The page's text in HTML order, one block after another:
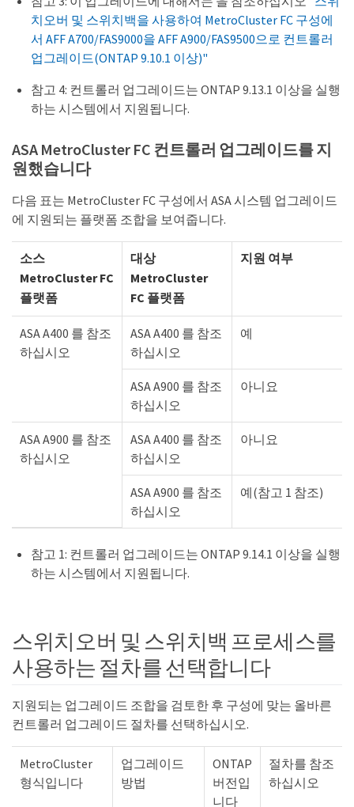
치오버 및 스위치백을 사용하여 MetroCluster FC 구성에
서 AFF A700/FAS9000을 AFF A900/FAS9500으로 컨트롤러
업그레이드(ONTAP 9.10.1 이상)"
참고 4: 컨트롤러 업그레이드는 ONTAP 9.13.1 이상을 실행
하는 시스템에서 지원됩니다.
ASA MetroCluster FC 컨트롤러 업그레이드를 지
원했습니다
다음 표는 MetroCluster FC 구성에서 ASA 시스템 업그레이드
에 지원되는 플랫폼 조합을 보여줍니다.
소스
MetroCluster FC
플랫폼
대상
MetroCluster
FC 플랫폼
지원 여부
ASA A400 를 참조
하십시오
ASA A400 를 참조
하십시오
예
ASA A900 를 참조
하십시오
아니요
ASA A900 를 참조
하십시오
ASA A400 를 참조
하십시오
아니요
ASA A900 를 참조
하십시오
예(참고 1 참조)
참고 1: 컨트롤러 업그레이드는 ONTAP 9.14.1 이상을 실행
하는 시스템에서 지원됩니다.
스위치오버 및 스위치백 프로세스를
사용하는 절차를 선택합니다
지원되는 업그레이드 조합을 검토한 후 구성에 맞는 올바른
컨트롤러 업그레이드 절차를 선택하십시오.
MetroCluster
형식입니다
업그레이드
방법
ONTAP
버전입
니다
절차를 참조
하십시오